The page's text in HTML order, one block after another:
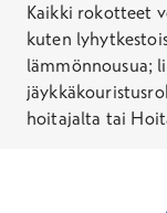
Rokotussuojan
rokotuskäyntiä.
Hinta
88,90 €
Kaikki rokotteet
kuten
lämmönnousua;
hoitajalta tai